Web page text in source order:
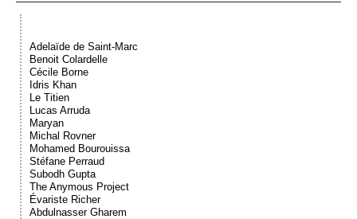
Adelaïde de Saint-Marc
Benoit Colardelle
Cécile Borne
Idris Khan
Le Titien
Lucas Arruda
Maryan
Michal Rovner
Mohamed Bourouissa
Stéfane Perraud
Subodh Gupta
The Anymous Project
Évariste Richer
Abdulnasser Gharem